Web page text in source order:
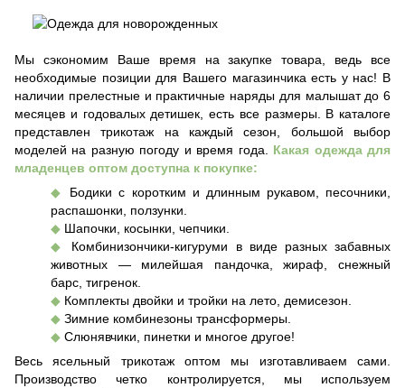
Мы сэкономим Ваше время на закупке товара, ведь все
необходимые позиции для Вашего магазинчика есть у нас! В
наличии прелестные и практичные наряды для малышат до 6
месяцев и годовалых детишек, есть все размеры. В каталоге
представлен трикотаж на каждый сезон, большой выбор
моделей на разную погоду и время года.
Какая одежда для
младенцев оптом доступна к покупке:
◆
Бодики с коротким и длинным рукавом, песочники,
распашонки, ползунки.
◆ Шапочки, косынки, чепчики.
◆
Комбинизончики-кигуруми в виде разных забавных
животных — милейшая пандочка, жираф, снежный
барс, тигренок.
◆ Комплекты двойки и тройки на лето, демисезон.
◆ Зимние комбинезоны трансформеры.
◆ Слюнявчики, пинетки и многое другое!
Весь ясельный трикотаж оптом мы изготавливаем сами.
Производство четко контролируется, мы используем